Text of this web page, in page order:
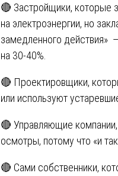
🔴 Застройщики, которые
на электроэнергии, но
замедленного действия»
на 30-40%.
🔴 Проектировщики,
или используют
🔴 Управляющие
осмотры, потому что «и
🔴 Сами собственники,